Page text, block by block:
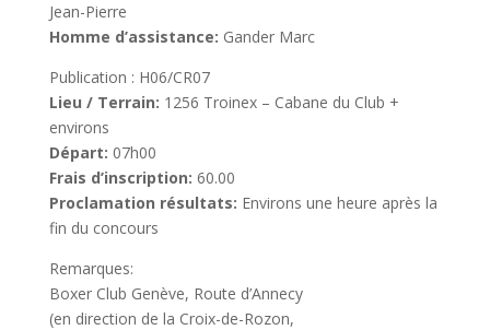
Jean-Pierre
Homme d’assistance: Gander Marc
Publication : H06/CR07
Lieu / Terrain: 1256 Troinex – Cabane du Club +
environs
Départ: 07h00
Frais d’inscription: 60.00
Proclamation résultats: Environs une heure après la
fin du concours
Remarques:
Boxer Club Genève, Route d’Annecy
(en direction de la Croix-de-Rozon,